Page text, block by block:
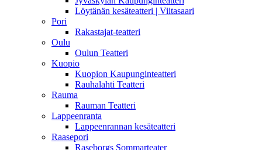
Löytänän kesäteatteri | Viitasaari
Pori
Rakastajat-teatteri
Oulu
Oulun Teatteri
Kuopio
Kuopion Kaupunginteatteri
Rauhalahti Teatteri
Rauma
Rauman Teatteri
Lappeenranta
Lappeenrannan kesäteatteri
Raasepori
Raseborgs Sommarteater